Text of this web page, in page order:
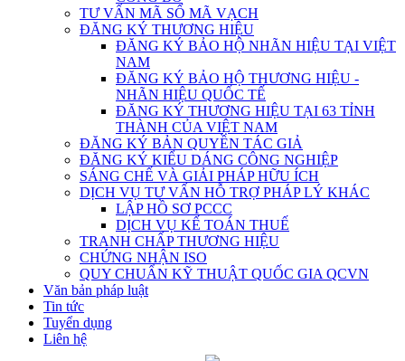
TƯ VẤN MÃ SỐ MÃ VẠCH
ĐĂNG KÝ THƯƠNG HIỆU
ĐĂNG KÝ BẢO HỘ NHÃN HIỆU TẠI VIỆT
NAM
ĐĂNG KÝ BẢO HỘ THƯƠNG HIỆU -
NHÃN HIỆU QUỐC TẾ
ĐĂNG KÝ THƯƠNG HIỆU TẠI 63 TỈNH
THÀNH CỦA VIỆT NAM
ĐĂNG KÝ BẢN QUYỀN TÁC GIẢ
ĐĂNG KÝ KIỂU DÁNG CÔNG NGHIỆP
SÁNG CHẾ VÀ GIẢI PHÁP HỮU ÍCH
DỊCH VỤ TƯ VẤN HỖ TRỢ PHÁP LÝ KHÁC
LẬP HỒ SƠ PCCC
DỊCH VỤ KẾ TOÁN THUẾ
TRANH CHẤP THƯƠNG HIỆU
CHỨNG NHẬN ISO
QUY CHUẨN KỸ THUẬT QUỐC GIA QCVN
Văn bản pháp luật
Tin tức
Tuyển dụng
Liên hệ